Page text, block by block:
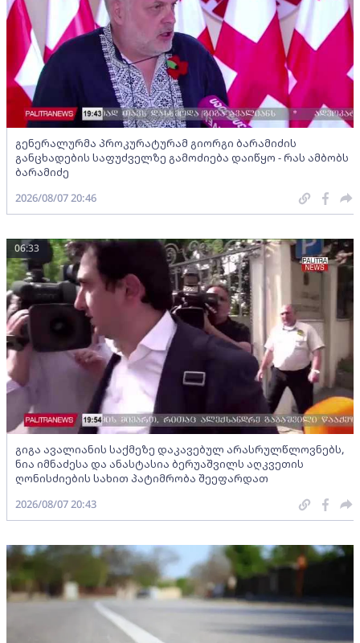
გენერალურმა პროკურატურამ გიორგი ბარამიძის
განცხადების საფუძველზე გამოძიება დაიწყო - რას ამბობს
ბარამიძე
2026/08/07 20:46
გიგა ავალიანის საქმეზე დაკავებულ არასრულწლოვნებს,
ნია იმნაძესა და ანასტასია ბერუაშვილს აღკვეთის
ღონისძიების სახით პატიმრობა შეეფარდათ
06:33
2026/08/07 20:43